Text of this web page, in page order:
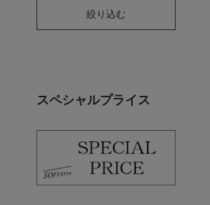
絞り込む
スペシャルプライス